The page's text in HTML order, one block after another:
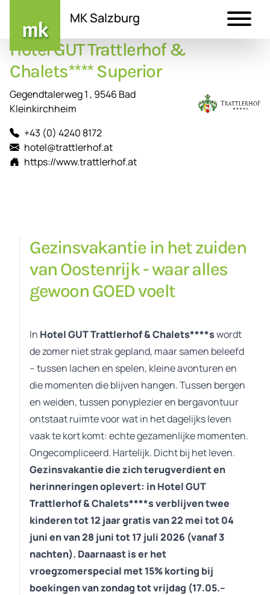
Inhalt
MK Salzburg
Hotel GUT Trattlerhof &
Chalets**** Superior
Gegendtalerweg 1 , 9546 Bad
Kleinkirchheim
+43 (0) 4240 8172
hotel@trattlerhof.at
https://www.trattlerhof.at
Gezinsvakantie in het zuiden
van Oostenrijk - waar alles
gewoon GOED voelt
In Hotel GUT Trattlerhof & Chalets****swordt
de zomer niet strak gepland, maar samen beleefd
– tussen lachen en spelen, kleine avonturen en
die momenten die blijven hangen. Tussen bergen
en weiden, tussen ponyplezier en bergavontuur
ontstaat ruimte voor wat in het dagelijks leven
vaak te kort komt: echte gezamenlijke momenten.
Ongecompliceerd. Hartelijk. Dicht bij het leven.
Gezinsvakantie die zich terugverdient en
herinneringen oplevert: in Hotel GUT
Trattlerhof & Chalets****s verblijven twee
kinderen tot 12 jaar gratis van 22 mei tot 04
juni en van 28 juni tot 17 juli 2026 (vanaf 3
nachten). Daarnaast is er het
vroegzomerspecial met 15% korting bij
boekingen van zondag tot vrijdag (17.05.–